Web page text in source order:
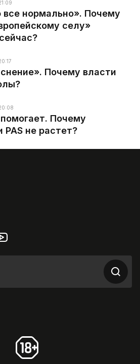
все нормально». Почему
селу»
Почему власти
Почему
PAS не растет?